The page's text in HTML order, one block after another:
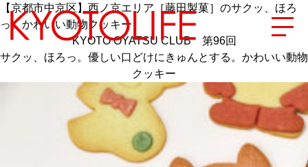
エリアから探す
地図から探す
カテゴリーから探す
【京都市中京区】西ノ京エリア［藤田製菓］のサクッ、ほろ
っ。かわいい動物クッキー
KYOTO OYATSU CLUB 第96回
サクッ、ほろっ。優しい口どけにきゅんとする。かわいい動物
クッキー